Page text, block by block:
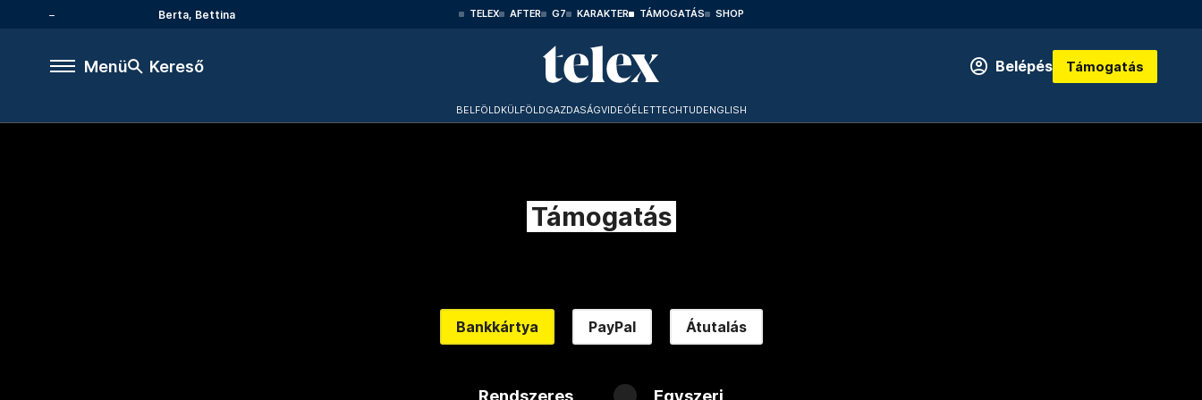
Berta, Bettina TELEX AFTER G7 KARAKTER TÁMOGATÁS SHOP
Menü Kereső Belépés Támogatás
BELFÖLDKÜLFÖLDGAZDASÁGVIDEÓÉLETTECHTUDENGLISH
Támogatás
Bankkártya PayPal Átutalás
Rendszeres Egyszeri